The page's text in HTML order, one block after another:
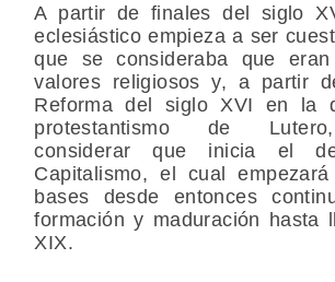
A partir de finales del siglo
eclesiástico empieza a ser
que se consideraba que eran
valores religiosos y, a partir
Reforma del siglo XVI en la
protestantismo de
considerar que inicia el
Capitalismo, el cual
bases desde entonces
formación y maduración hasta
XIX.